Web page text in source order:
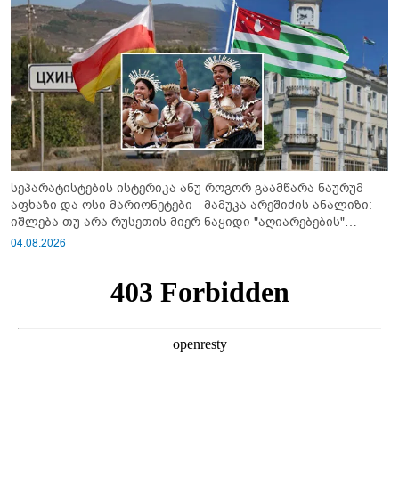
სეპარატისტების ისტერიკა ანუ როგორ გაამწარა ნაურუმ
აფხაზი და ოსი მარიონეტები - მამუკა არეშიძის ანალიზი:
იშლება თუ არა რუსეთის მიერ ნაყიდი "აღიარებების"
სისტემა?!
04.08.2026